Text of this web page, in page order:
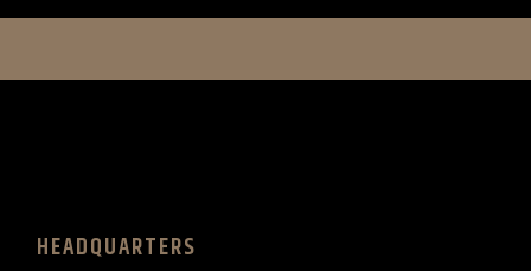
HEADQUARTERS